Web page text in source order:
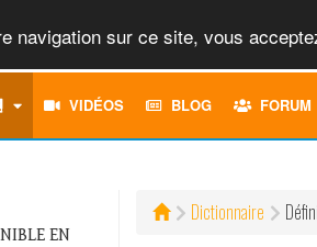
navigation sur ce site, vous
VIDÉOS BLOG FORUM
EN
Dictionnaire